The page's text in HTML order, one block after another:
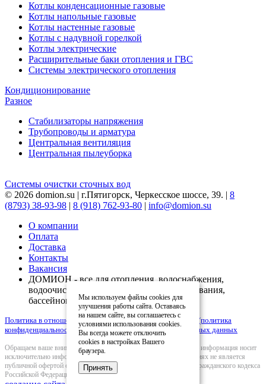
Котлы конденсационные газовые
Котлы напольные газовые
Котлы настенные газовые
Котлы с надувной горелкой
Котлы электрические
Расширительные баки отопления и ГВС
Системы электрического отопления
Кондиционирование
Разное
Стабилизаторы напряжения
Трубопроводы и арматура
Центральная вентиляция
Центральная пылеуборка
Системы очистки сточных вод
© 2026 domion.su | г.Пятигорск, Черкесское шоссе, 39. | 8
(8793) 38-93-98 | 8 (918) 762-93-80 | info@domion.su
О компании
Оплата
Доставка
Контакты
Вакансия
ДОМИОН - все для отопления, водоснабжения,
водоочистки, вентиляции, кондиционирования,
бассейнов
Политика в отношении обработки персональных данных (политика
конфиденциальности) |Согласие на обработку персональных данных
Обращаем ваше внимание на то, что вся представленная на сайте информация носит
исключительно информационный характер и ни при каких условиях не является
публичной офертой определяемой положениями Статьи 437(2) Гражданского кодекса
Российской Федерации.
Мы используем файлы cookies для
улучшения работы сайта. Оставаясь
на нашем сайте, вы соглашаетесь с
условиями использования cookies.
Вы всегда можете отключить
cookies в настройках Вашего
браузера.
Принять